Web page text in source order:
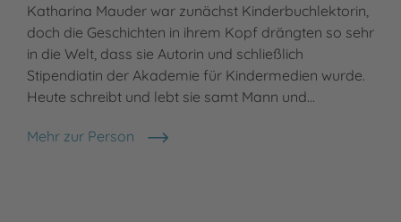
Katharina Mauder war zunächst Kinderbuchlektorin,
doch die Geschichten in ihrem Kopf drängten so sehr
in die Welt, dass sie Autorin und schließlich
Stipendiatin der Akademie für Kindermedien wurde.
Heute schreibt und lebt sie samt Mann und…
Mehr zur Person
Katharina Mauder